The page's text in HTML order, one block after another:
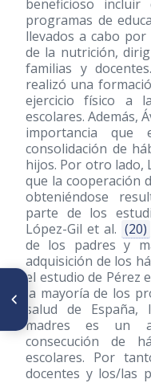
beneficioso
programas de
llevados a cabo
de la nutrición,
familias y
realizó una
ejercicio físico a
escolares. Además,
importancia
consolidación de
hijos. Por otro lado,
que la cooperación
obteniéndose
parte de los
López-Gil et al. (20)
de los padres y
adquisición de los
el estudio de Pérez
la mayoría de los
salud de
madres es un
consecución de
escolares. Por
docentes y los/las
ARTÍCULO ANTERIOR
Influencia de ácidos
parámetros
adipogénesis. Estudio
experimental en pollos
eclosionados